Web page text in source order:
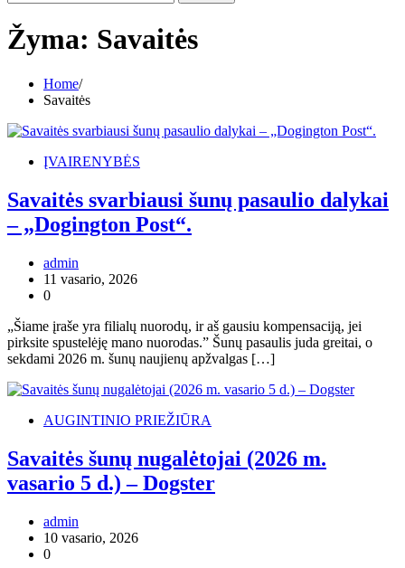
Žyma: Savaitės
Home
Savaitės
ĮVAIRENYBĖS
Savaitės svarbiausi šunų pasaulio dalykai
– „Dogington Post“.
admin
11 vasario, 2026
0
„Šiame įraše yra filialų nuorodų, ir aš gausiu kompensaciją, jei
pirksite spustelėję mano nuorodas.” Šunų pasaulis juda greitai, o
sekdami 2026 m. šunų naujienų apžvalgas […]
AUGINTINIO PRIEŽIŪRA
Savaitės šunų nugalėtojai (2026 m.
vasario 5 d.) – Dogster
admin
10 vasario, 2026
0